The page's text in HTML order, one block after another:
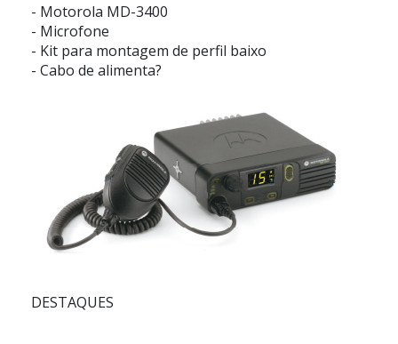
- Motorola MD-3400
- Microfone
- Kit para montagem de perfil baixo
- Cabo de alimenta?
DESTAQUES